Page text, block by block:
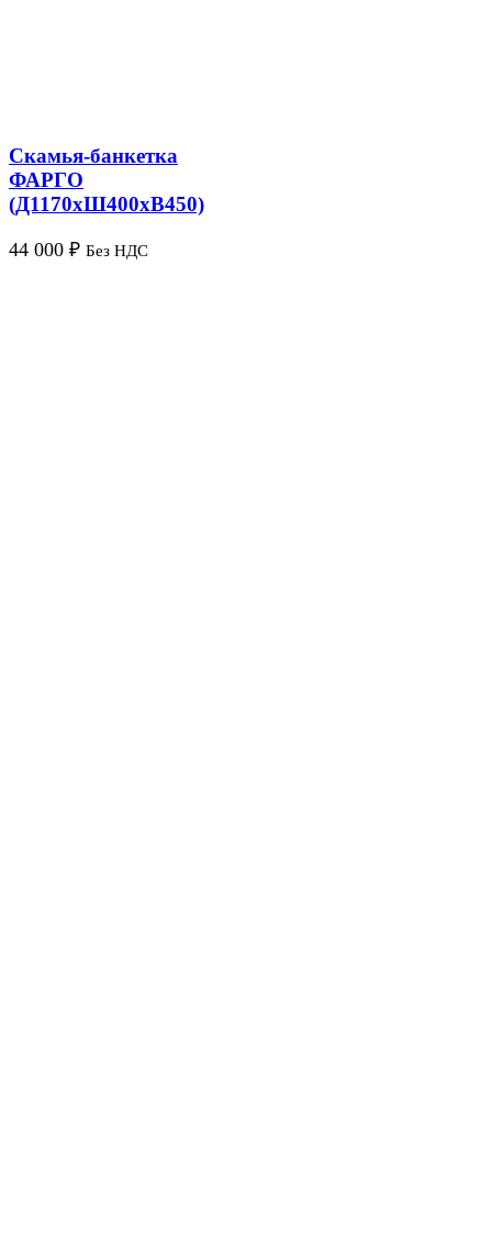
Скамья-банкетка
ФАРГО
(Д1170хШ400хВ450)
44 000 ₽ Без НДС